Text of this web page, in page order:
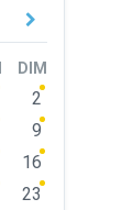
Next
DIM
2
9
16
23